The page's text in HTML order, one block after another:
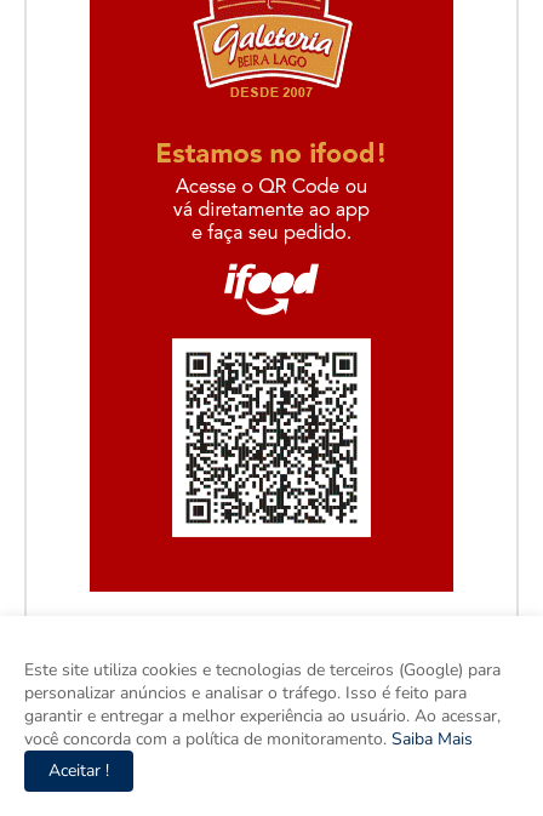
Este site utiliza cookies e tecnologias de terceiros (Google) para
personalizar anúncios e analisar o tráfego. Isso é feito para
garantir e entregar a melhor experiência ao usuário. Ao acessar,
você concorda com a política de monitoramento. Saiba Mais
Aceitar !